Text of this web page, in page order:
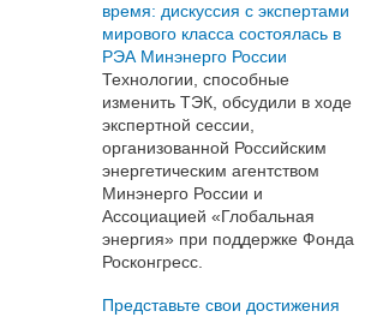
время: дискуссия с экспертами
мирового класса состоялась в
РЭА Минэнерго России
Технологии, способные
изменить ТЭК, обсудили в ходе
экспертной сессии,
организованной Российским
энергетическим агентством
Минэнерго России и
Ассоциацией «Глобальная
энергия» при поддержке Фонда
Росконгресс.
Представьте свои достижения